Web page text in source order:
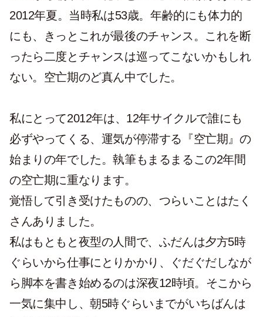
2012年夏。当時私は53歳。年齢的にも体力的
にも、きっとこれが最後のチャンス。これを断
ったら二度とチャンスは巡ってこないかもしれ
ない。空亡期のど真ん中でした。
私にとって2012年は、12年サイクルで誰にも
必ずやってくる、運気が停滞する『空亡期』の
始まりの年でした。執筆もまるまるこの2年間
の空亡期に重なります。
覚悟して引き受けたものの、つらいことはたく
さんありました。
私はもともと夜型の人間で、ふだんは夕方5時
ぐらいから仕事にとりかかり、ぐだぐだしなが
ら脚本を書き始めるのは深夜12時頃。そこから
一気に集中し、朝5時ぐらいまでがいちばんは